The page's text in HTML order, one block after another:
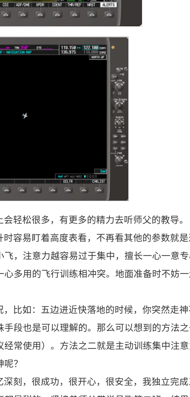
轻松很多，有更多的精力去听师父的教导。
容易盯着高度表看，不再看其他的参数就是
，注意力越容易过于集中，擅长一心一意
多用的飞行训练相冲突。地面准备时不妨
比如：五边进近快落地的时候，你突然走
段也是可以理解的。那么可以想到的方法
常使用）。方法之二就是主动训练集中注
？
刻，很成功，很开心，很安全，我独立完